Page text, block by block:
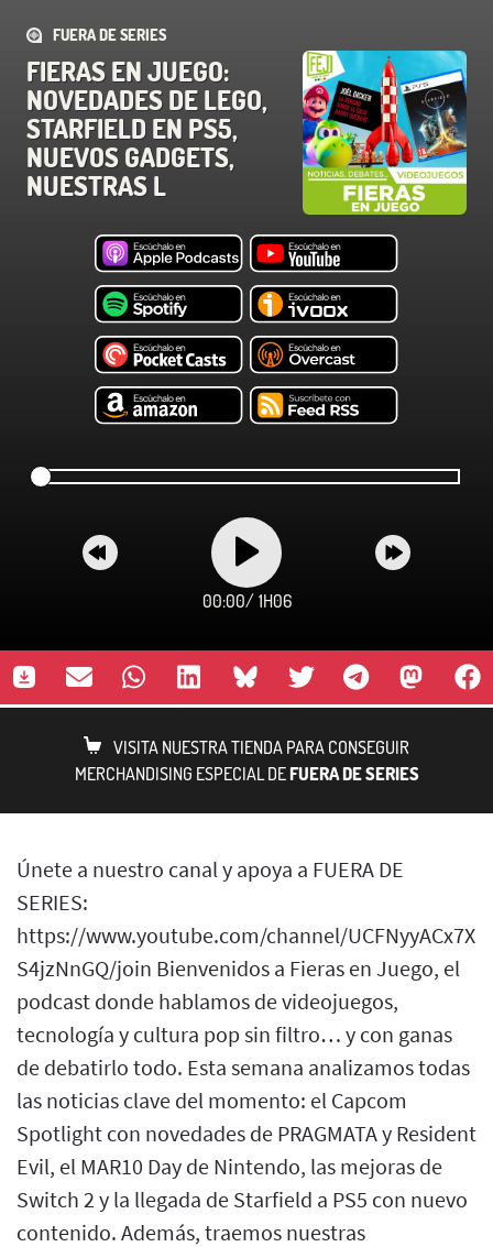
FUERA DE SERIES
FIERAS EN JUEGO:
NOVEDADES DE LEGO,
STARFIELD EN PS5,
NUEVOS GADGETS,
NUESTRAS L
00:00/ 1H06
VISITA NUESTRA TIENDA PARA CONSEGUIR
MERCHANDISING ESPECIAL DEFUERA DE SERIES
Únete a nuestro canal y apoya a FUERA DE
SERIES:
https://www.youtube.com/channel/
S4jzNnGQ/join Bienvenidos a Fieras en Juego, el
podcast donde hablamos de videojuegos,
tecnología y cultura pop sin filtro… y con ganas
de debatirlo todo. Esta semana analizamos todas
las noticias clave del momento: el Capcom
Spotlight con novedades de PRAGMATA y Resident
Evil, el MAR10 Day de Nintendo, las mejoras de
Switch 2 y la llegada de Starfield a PS5 con nuevo
contenido. Además, traemos nuestras